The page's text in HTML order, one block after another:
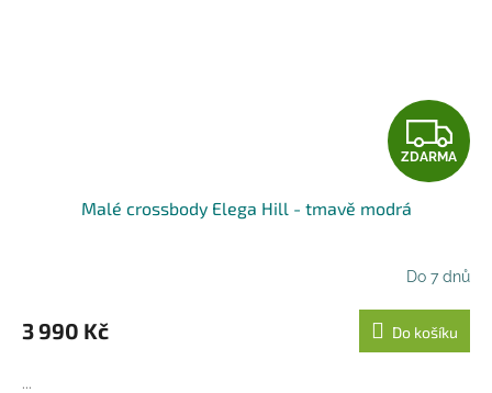
Z
D
R
M
A
ZDARMA
Malé crossbody Elega Hill - tmavě modrá
Do 7 dnů
3 990 Kč Do košíku
...